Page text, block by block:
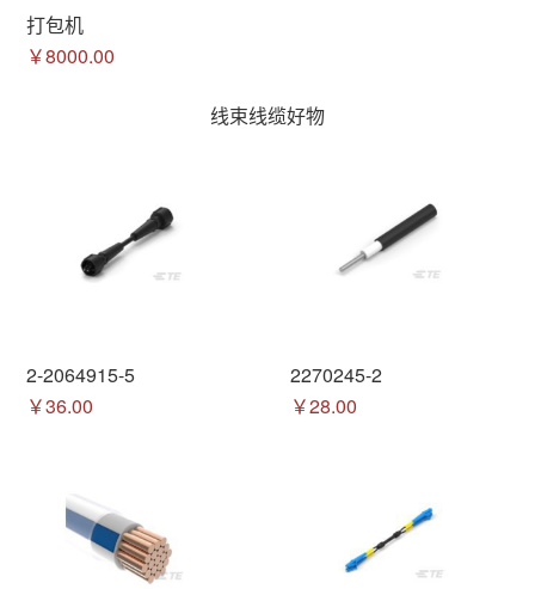
打包机
￥8000.00
线束线缆好物
2-2064915-5
￥36.00
2270245-2
￥28.00